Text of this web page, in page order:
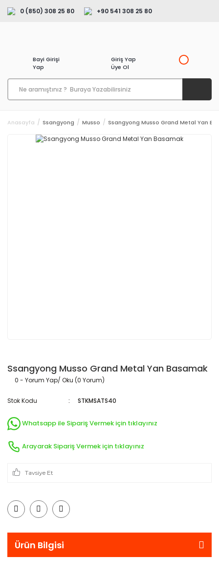
0 (850) 308 25 80 +90 541 308 25 80
Bayi Girişi
Yap
Giriş Yap
Üye Ol
Anasayfa Ssangyong Musso Ssangyong Musso Grand Metal Yan
Ssangyong Musso Grand Metal Yan Basamak
0 - Yorum Yap/ Oku (0 Yorum)
Stok Kodu STKMSATS40
Whatsapp ile Sipariş Vermek için tıklayınız
Arayarak Sipariş Vermek için tıklayınız
Tavsiye Et
Ürün Bilgisi